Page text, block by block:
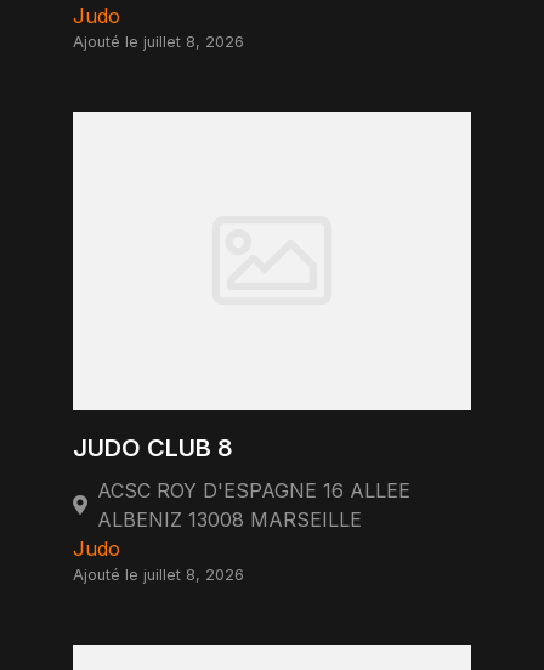
Judo
Ajouté le juillet 8, 2026
JUDO CLUB 8
ACSC ROY D'ESPAGNE 16 ALLEE
ALBENIZ 13008 MARSEILLE
Judo
Ajouté le juillet 8, 2026